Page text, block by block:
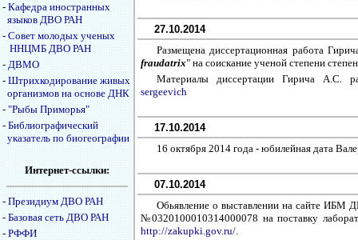
-Кафедра иностранных
языков ДВО РАН
-Совет молодых ученых
ННЦМБ ДВО РАН
-ДВМО
-Штрихкодирование живых
организмов на основе ДНК
-"Рыбы Приморья"
-Библиографический
указатель по биогеографии
Интернет-ссылки:
-Президиум ДВО РАН
-Базовая сеть ДВО РАН
-РФФИ
27.10.2014
Размещена диссертационная работа
fraudatrix" на соискание ученой степени
Материалы диссертации Гирича А.С.
sergeevich
17.10.2014
16 октября 2014 года - юбилейная дата
07.10.2014
Обьявление о выставлении на сайте ИБМ
№0320100010314000078 на поставку
http://zakupki.gov.ru/.